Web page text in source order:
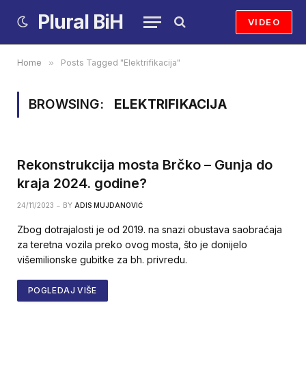
Plural BiH VIDEO
Home » Posts Tagged "Elektrifikacija"
BROWSING: ELEKTRIFIKACIJA
Rekonstrukcija mosta Brčko – Gunja do
kraja 2024. godine?
24/11/2023 BY ADIS MUJDANOVIĆ
Zbog dotrajalosti je od 2019. na snazi obustava saobraćaja
za teretna vozila preko ovog mosta, što je donijelo
višemilionske gubitke za bh. privredu.
POGLEDAJ VIŠE